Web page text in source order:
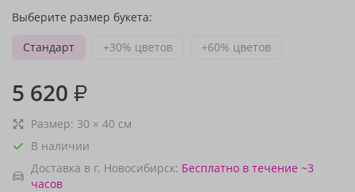
Выберите размер букета:
Стандарт
+30% цветов +60% цветов
5 620 ₽
Размер: 30 × 40 см
В наличии
Доставка в г. Новосибирск: Бесплатно в течение ~3
часов